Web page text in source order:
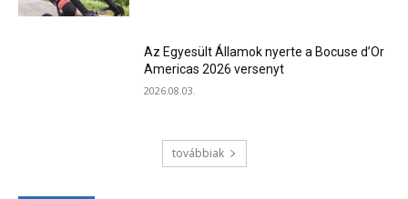
Az Egyesült Államok nyerte a Bocuse d’Or
Americas 2026 versenyt
2026.08.03.
továbbiak